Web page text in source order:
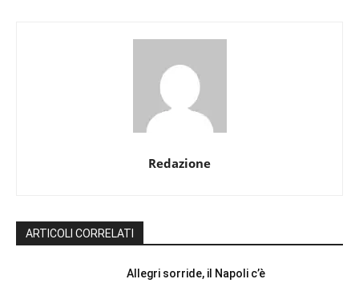
Redazione
ARTICOLI CORRELATI
Allegri sorride, il Napoli c’è